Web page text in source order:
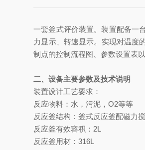
一套釜式评价装置。装置配备一
力显示、转速显示。实现对温度
制点的控制流程图、参数设置表
二、设备主要参数及技术说明
装置设计工艺要求：
反应物料： 水，污泥，O2等等
反应釜结构：釜式反应釜配磁力
反应釜有效容积：2L
反应釜用材：316L